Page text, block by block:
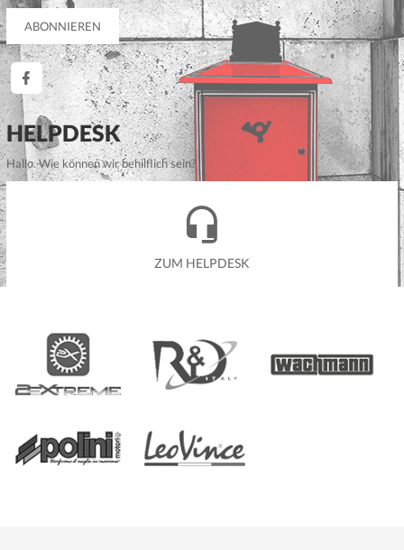
HELPDESK
Hallo. Wie können wir behilflich sein?
ZUM HELPDESK